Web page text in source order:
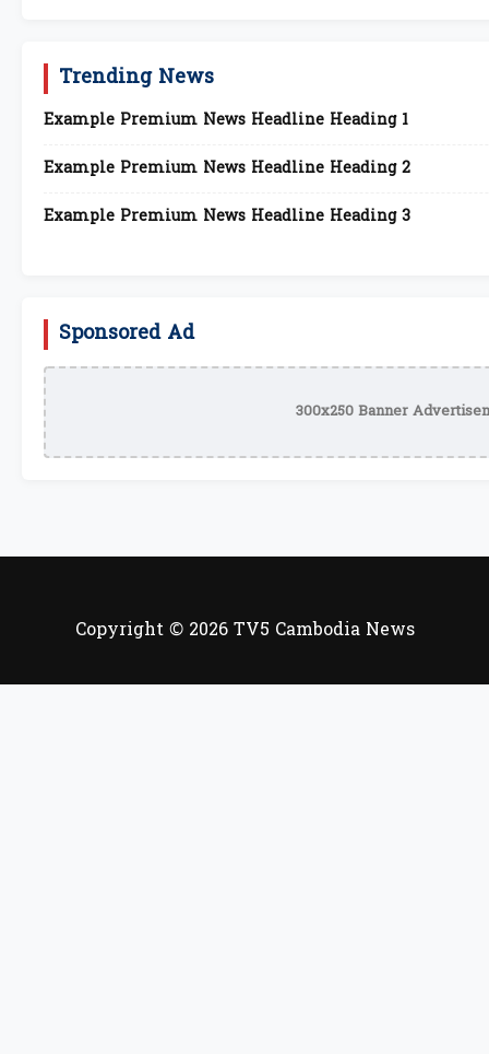
Trending News
Example Premium News Headline Heading 1
Example Premium News Headline Heading 2
Example Premium News Headline Heading 3
Sponsored Ad
300x250 Banner
Copyright © 2026 TV5 Cambodia News